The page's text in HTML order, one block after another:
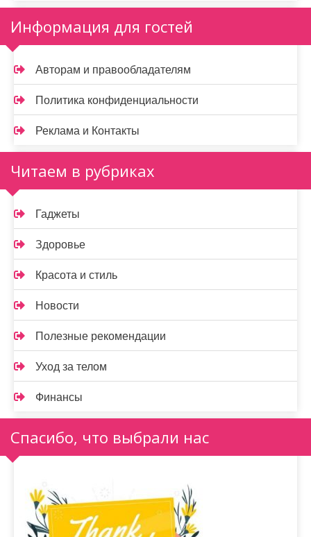
Информация для гостей
Авторам и правообладателям
Политика конфиденциальности
Реклама и Контакты
Читаем в рубриках
Гаджеты
Здоровье
Красота и стиль
Новости
Полезные рекомендации
Уход за телом
Финансы
Спасибо, что выбрали нас